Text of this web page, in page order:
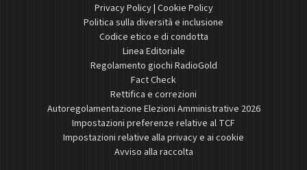
Privacy Policy| Cookie Policy
Politica sulla diversità e inclusione
Codice etico e di condotta
Linea Editoriale
Regolamento giochi RadioGold
Fact Check
Rettifica e correzioni
Autoregolamentazione Elezioni Amministrative 2026
Impostazioni preferenze relative al TCF
Impostazioni relative alla privacy e ai cookie
Avviso alla raccolta